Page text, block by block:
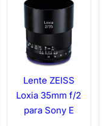
Lente ZEISS
Loxia 35mm f/2
para Sony E